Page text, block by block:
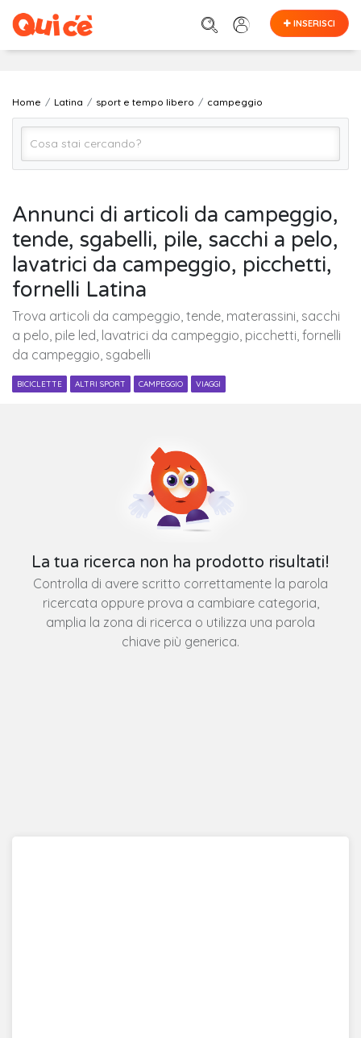
INSERISCI
Home Latina sport e tempo libero campeggio
Latina
Annunci di articoli da campeggio,
tende, sgabelli, pile, sacchi a pelo,
lavatrici da campeggio, picchetti,
fornelli Latina
Trova articoli da campeggio, tende, materassini, sacchi
a pelo, pile led, lavatrici da campeggio, picchetti, fornelli
da campeggio, sgabelli
BICICLETTE ALTRI SPORT CAMPEGGIO VIAGGI
La tua ricerca non ha prodotto risultati!
Controlla di avere scritto correttamente la parola
ricercata oppure prova a cambiare categoria,
amplia la zona di ricerca o utilizza una parola
chiave più generica.